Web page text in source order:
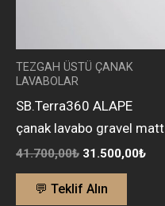
TEZGAH ÜSTÜ ÇANAK
LAVABOLAR
SB.Terra360 ALAPE
çanak lavabo gravel matt
41.700,00₺ 31.500,00₺
💬 Teklif Alın